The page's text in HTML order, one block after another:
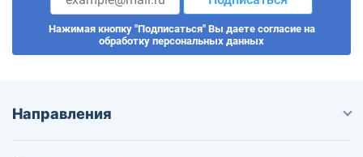
Нажимая кнопку "Подписаться" Вы даете согласие на
обработку персональных данных
Направления